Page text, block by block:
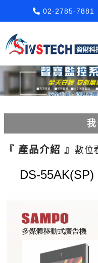
02-2785-7881
電動柵欄機系列
Etag長距離讀卡機系列
紅綠燈號誌系統系列
人員通關管制機系列
『 產品介紹 』 數位
DS-